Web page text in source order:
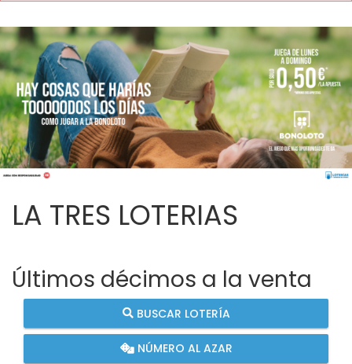
LA TRES LOTERIAS
Últimos décimos a la venta
BUSCAR LOTERÍA
NÚMERO AL AZAR